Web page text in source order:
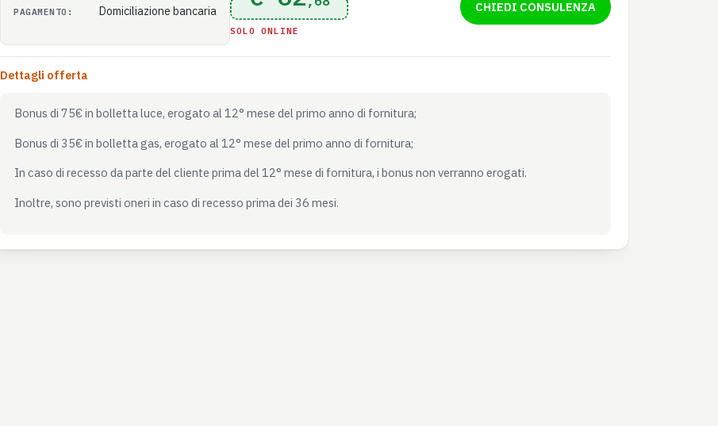
PAGAMENTO: Domiciliazione bancaria
SOLO ONLINE
CHIEDI CONSULENZA
Dettagli offerta
Bonus di 75€ in bolletta luce, erogato al 12° mese del primo anno di fornitura;
Bonus di 35€ in bolletta gas, erogato al 12° mese del primo anno di fornitura;
In caso di recesso da parte del cliente prima del 12° mese di fornitura, i bonus non verranno erogati.
Inoltre, sono previsti oneri in caso di recesso prima dei 36 mesi.